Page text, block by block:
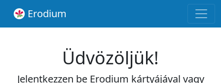
Erodium
Üdvözöljük!
Jelentkezzen be Erodium kártyájával vagy